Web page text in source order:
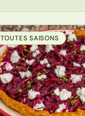
TOUTES SAISONS